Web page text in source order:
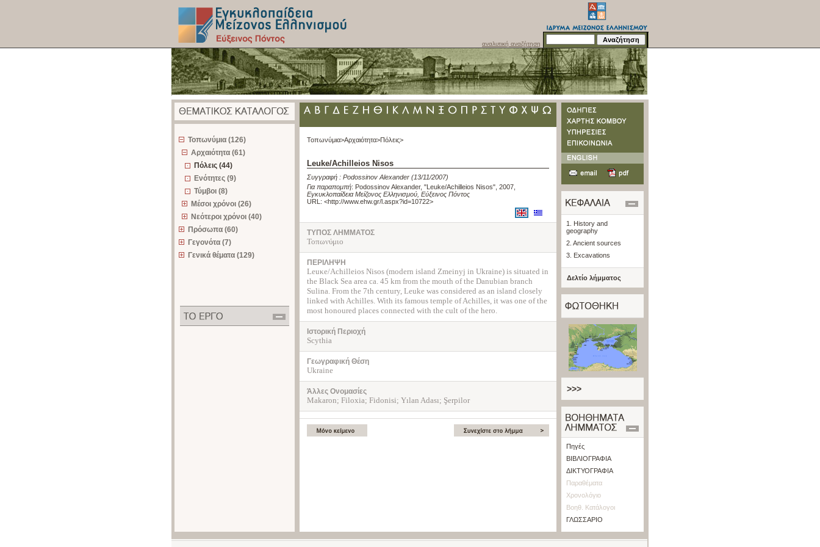
αναλυτική αναζήτηση
Τοπωνύμια (126)
Αρχαιότητα (61)
Πόλεις (44)
Ενότητες (9)
Τύμβοι (8)
Μέσοι χρόνοι (26)
Νεότεροι χρόνοι (40)
Πρόσωπα (60)
Γεγονότα (7)
Γενικά θέματα (129)
Τοπωνύμια>Αρχαιότητα>Πόλεις>
Leuke/Achilleios Nisos
Συγγραφή : Podossinov Alexander (13/11/2007)
Για παραπομπή: Podossinov Alexander, "Leuke/Achilleios Nisos", 2007
Εγκυκλοπαίδεια Μείζονος Ελληνισμού, Εύξεινος Πόντος
URL: <http://www.ehw.gr/l.aspx?id=10722>
ΤΥΠΟΣ ΛΗΜΜΑΤΟΣ
Τοπωνύμιο
ΠΕΡΙΛΗΨΗ
Leuκe/Achilleios Nisos (modern island Zmeinyj in Ukraine) is situated in
the Black Sea area ca. 45 km from the mouth of the Danubian branch
Sulina. From the 7th century, Leuke was considered as an island closely
linked with Achilles. With its famous temple of Achilles, it was one of the
most honoured places connected with the cult of the hero.
Ιστορική Περιοχή
Scythia
Γεωγραφική Θέση
Ukraine
Άλλες Ονομασίες
Makaron; Filoxia; Fidonisi; Yılan Adası; Şerpilor
1. History and
geography
2. Ancient sources
3. Excavations
Δελτίο λήμματος
>>>
Πηγές
ΒΙΒΛΙΟΓΡΑΦΙΑ
ΔΙΚΤΥΟΓΡΑΦΙΑ
Παραθέματα
Χρονολόγιο
Βοηθ. Κατάλογοι
ΓΛΩΣΣΑΡΙΟ